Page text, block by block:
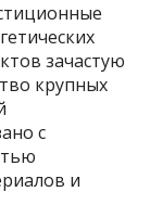
зачастую
крупных
с
и